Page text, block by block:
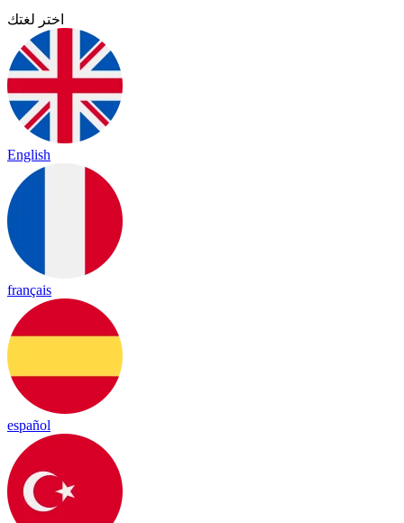
اختر لغتك
English
français
español